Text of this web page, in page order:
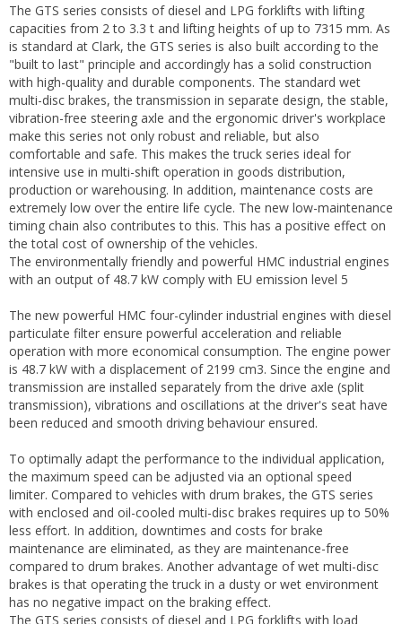
The GTS series consists of diesel and LPG forklifts with lifting
capacities from 2 to 3.3 t and lifting heights of up to 7315 mm. As
is standard at Clark, the GTS series is also built according to the
"built to last" principle and accordingly has a solid construction
with high-quality and durable components. The standard wet
multi-disc brakes, the transmission in separate design, the stable,
vibration-free steering axle and the ergonomic driver's workplace
make this series not only robust and reliable, but also
comfortable and safe. This makes the truck series ideal for
intensive use in multi-shift operation in goods distribution,
production or warehousing. In addition, maintenance costs are
extremely low over the entire life cycle. The new low-maintenance
timing chain also contributes to this. This has a positive effect on
the total cost of ownership of the vehicles.
The environmentally friendly and powerful HMC industrial engines
with an output of 48.7 kW comply with EU emission level 5
The new powerful HMC four-cylinder industrial engines with diesel
particulate filter ensure powerful acceleration and reliable
operation with more economical consumption. The engine power
is 48.7 kW with a displacement of 2199 cm3. Since the engine and
transmission are installed separately from the drive axle (split
transmission), vibrations and oscillations at the driver's seat have
been reduced and smooth driving behaviour ensured.
To optimally adapt the performance to the individual application,
the maximum speed can be adjusted via an optional speed
limiter. Compared to vehicles with drum brakes, the GTS series
with enclosed and oil-cooled multi-disc brakes requires up to 50%
less effort. In addition, downtimes and costs for brake
maintenance are eliminated, as they are maintenance-free
compared to drum brakes. Another advantage of wet multi-disc
brakes is that operating the truck in a dusty or wet environment
has no negative impact on the braking effect.
The GTS series consists of diesel and LPG forklifts with load